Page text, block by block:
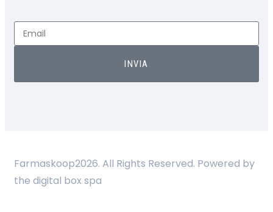
INVIA
Farmaskoop2026. All Rights Reserved. Powered by
the digital box spa